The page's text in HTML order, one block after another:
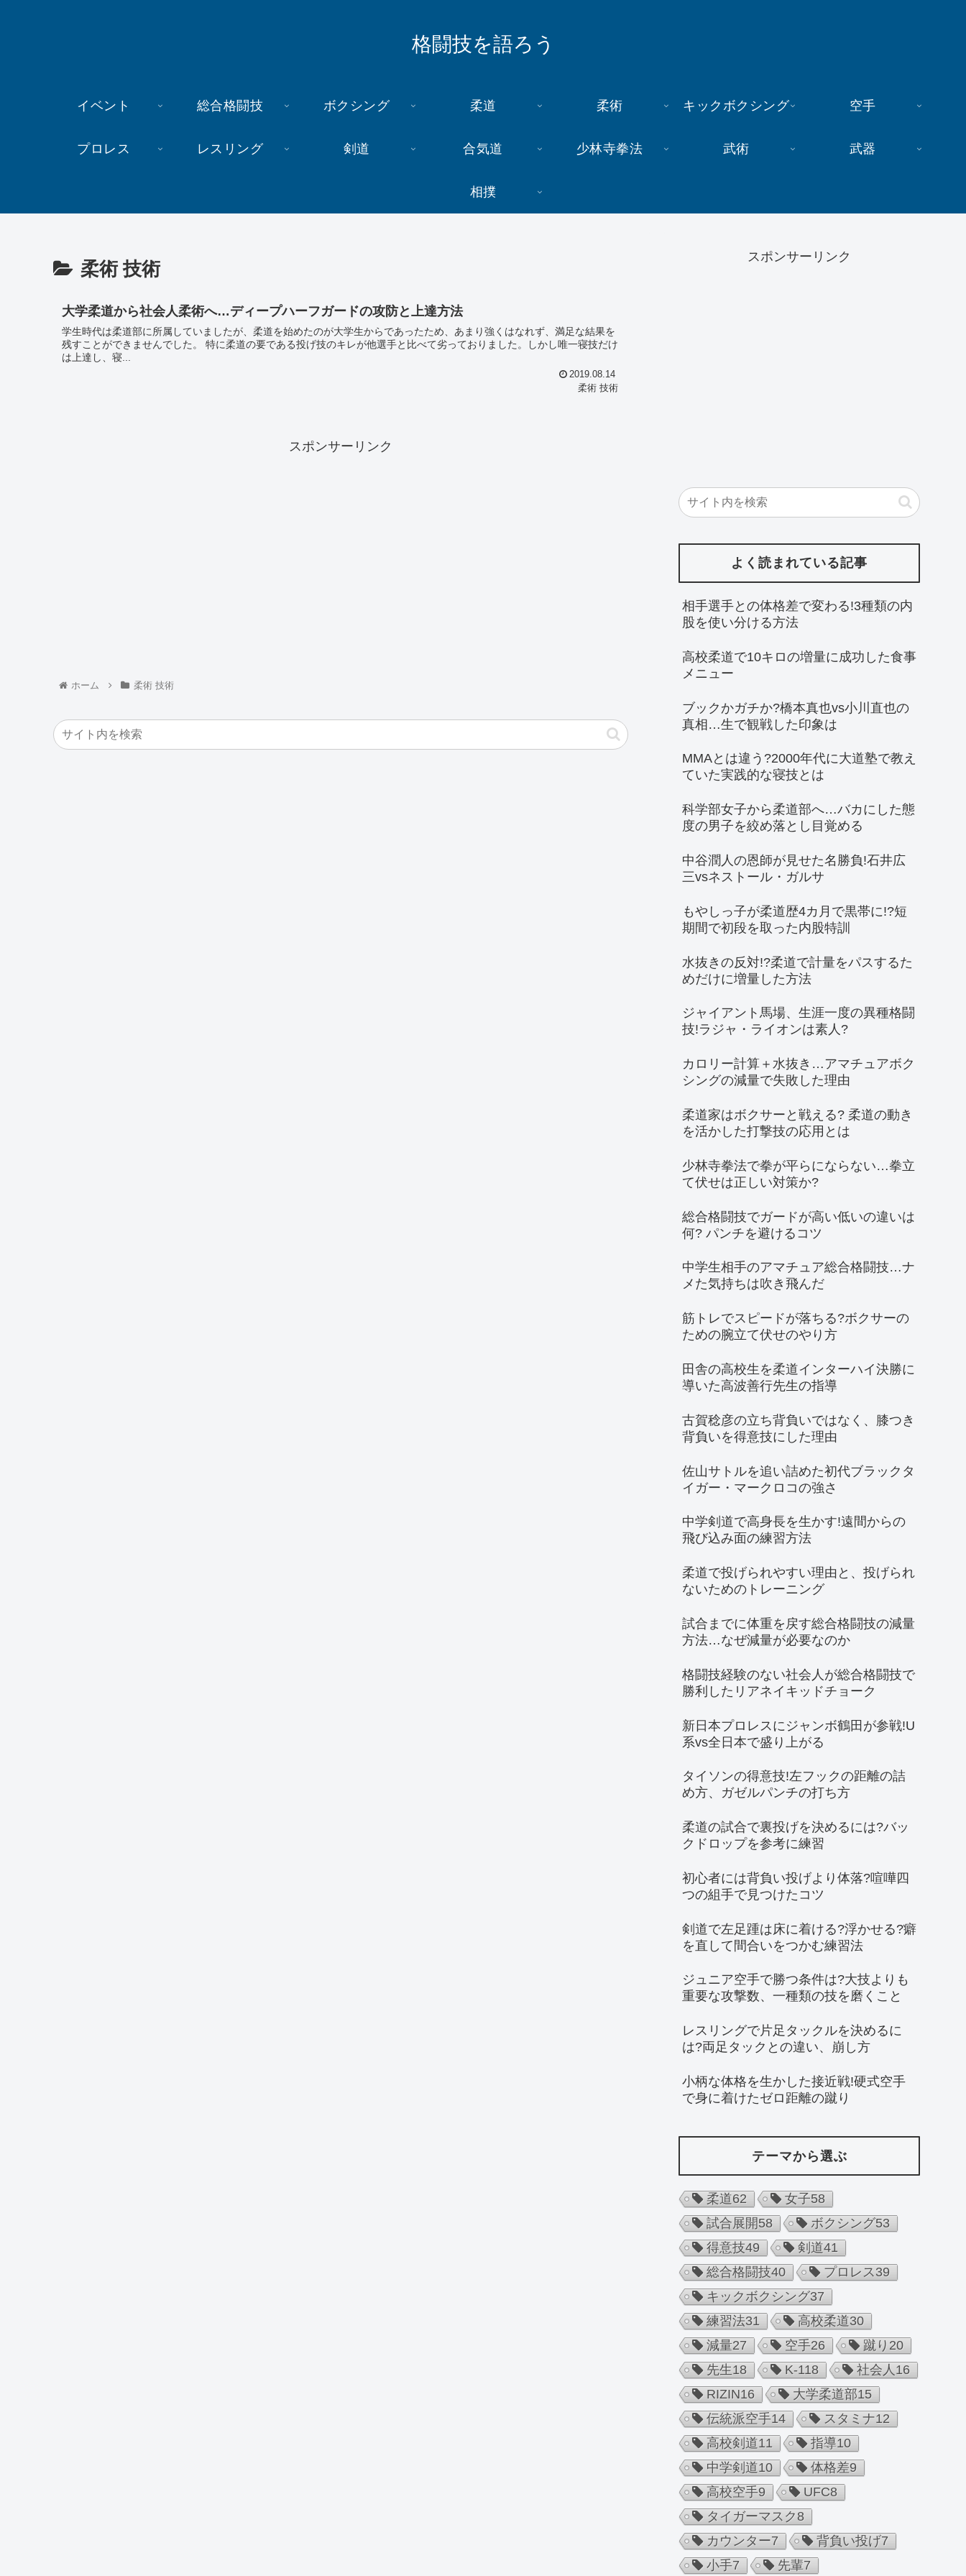
格闘技を語ろう
イベント 総合格闘技 ボクシング 柔道 柔術 キックボクシング 空手
プロレス レスリング 剣道 合気道 少林寺拳法 武術 武器
相撲
柔術 技術
大学柔道から社会人柔術へ…ディープハーフガードの攻防と上達方法
学生時代は柔道部に所属していましたが、柔道を始めたのが大学生からであったため、あまり強くはなれず、満足な結果を
残すことができませんでした。 特に柔道の要である投げ技のキレが他選手と比べて劣っておりました。しかし唯一寝技だけ
は上達し、寝...
2019.08.14
柔術 技術
スポンサーリンク
ホーム 柔術 技術
スポンサーリンク
よく読まれている記事
相手選手との体格差で変わる!3種類の内
股を使い分ける方法
高校柔道で10キロの増量に成功した食事
メニュー
ブックかガチか?橋本真也vs小川直也の
真相…生で観戦した印象は
MMAとは違う?2000年代に大道塾で教え
ていた実践的な寝技とは
科学部女子から柔道部へ…バカにした態
度の男子を絞め落とし目覚める
中谷潤人の恩師が見せた名勝負!石井広
三vsネストール・ガルサ
もやしっ子が柔道歴4カ月で黒帯に!?短
期間で初段を取った内股特訓
水抜きの反対!?柔道で計量をパスするた
めだけに増量した方法
ジャイアント馬場、生涯一度の異種格闘
技!ラジャ・ライオンは素人?
カロリー計算＋水抜き…アマチュアボク
シングの減量で失敗した理由
柔道家はボクサーと戦える? 柔道の動き
を活かした打撃技の応用とは
少林寺拳法で拳が平らにならない…拳立
て伏せは正しい対策か?
総合格闘技でガードが高い低いの違いは
何? パンチを避けるコツ
中学生相手のアマチュア総合格闘技…ナ
メた気持ちは吹き飛んだ
筋トレでスピードが落ちる?ボクサーの
ための腕立て伏せのやり方
田舎の高校生を柔道インターハイ決勝に
導いた高波善行先生の指導
古賀稔彦の立ち背負いではなく、膝つき
背負いを得意技にした理由
佐山サトルを追い詰めた初代ブラックタ
イガー・マークロコの強さ
中学剣道で高身長を生かす!遠間からの
飛び込み面の練習方法
柔道で投げられやすい理由と、投げられ
ないためのトレーニング
試合までに体重を戻す総合格闘技の減量
方法…なぜ減量が必要なのか
格闘技経験のない社会人が総合格闘技で
勝利したリアネイキッドチョーク
新日本プロレスにジャンボ鶴田が参戦!U
系vs全日本で盛り上がる
タイソンの得意技!左フックの距離の詰
め方、ガゼルパンチの打ち方
柔道の試合で裏投げを決めるには?バッ
クドロップを参考に練習
初心者には背負い投げより体落?喧嘩四
つの組手で見つけたコツ
剣道で左足踵は床に着ける?浮かせる?癖
を直して間合いをつかむ練習法
ジュニア空手で勝つ条件は?大技よりも
重要な攻撃数、一種類の技を磨くこと
レスリングで片足タックルを決めるに
は?両足タックとの違い、崩し方
小柄な体格を生かした接近戦!硬式空手
で身に着けたゼロ距離の蹴り
テーマから選ぶ
柔道62 女子58
試合展開58 ボクシング53
得意技49 剣道41
総合格闘技40 プロレス39
キックボクシング37
練習法31 高校柔道30
減量27 空手26 蹴り 20
先生18 K-118 社会人 16
RIZIN16 大学柔道部15
伝統派空手14 スタミナ12
高校剣道11 指導10
中学剣道10 体格差9
高校空手9 UFC8
タイガーマスク8
カウンター7 背負い投げ7
小手7 先輩7